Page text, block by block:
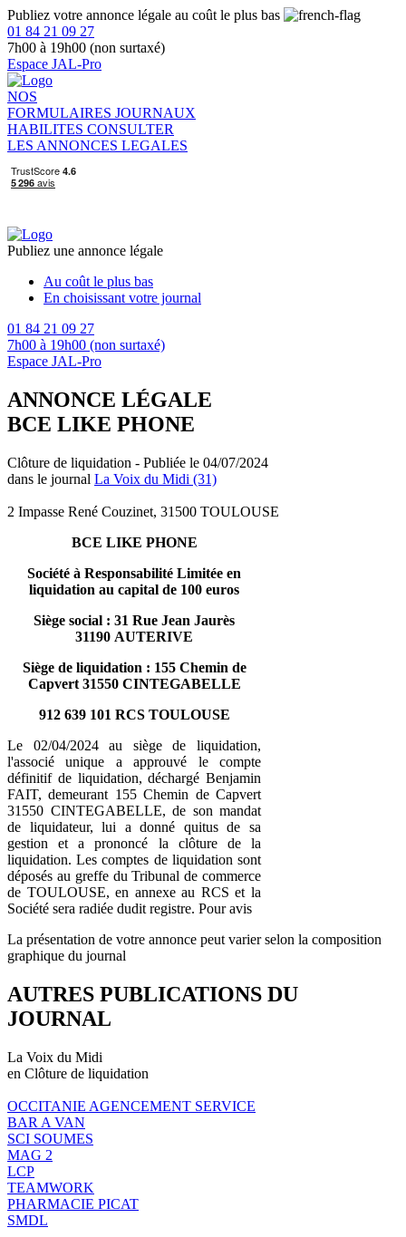
Publiez votre annonce légale au coût le plus bas
01 84 21 09 27
7h00 à 19h00 (non surtaxé)
Espace JAL-Pro
NOS
FORMULAIRES JOURNAUX
HABILITES CONSULTER
LES ANNONCES LEGALES
Publiez une annonce légale
Au coût le plus bas
En choisissant votre journal
01 84 21 09 27
7h00 à 19h00 (non surtaxé)
Espace JAL-Pro
ANNONCE LÉGALE
BCE LIKE PHONE
Clôture de liquidation - Publiée le 04/07/2024
dans le journal La Voix du Midi (31)
2 Impasse René Couzinet, 31500 TOULOUSE
BCE LIKE PHONE
Société à Responsabilité Limitée en
liquidation au capital de 100 euros
Siège social : 31 Rue Jean Jaurès
31190 AUTERIVE
Siège de liquidation : 155 Chemin de
Capvert 31550 CINTEGABELLE
912 639 101 RCS TOULOUSE
Le 02/04/2024 au siège de liquidation,
l'associé unique a approuvé le compte
définitif de liquidation, déchargé Benjamin
FAIT, demeurant 155 Chemin de Capvert
31550 CINTEGABELLE, de son mandat
de liquidateur, lui a donné quitus de sa
gestion et a prononcé la clôture de la
liquidation. Les comptes de liquidation sont
déposés au greffe du Tribunal de commerce
de TOULOUSE, en annexe au RCS et la
Société sera radiée dudit registre. Pour avis
La présentation de votre annonce peut varier selon la composition
graphique du journal
AUTRES PUBLICATIONS DU
JOURNAL
La Voix du Midi
en Clôture de liquidation
OCCITANIE AGENCEMENT SERVICE
BAR A VAN
SCI SOUMES
MAG 2
LCP
TEAMWORK
PHARMACIE PICAT
SMDL